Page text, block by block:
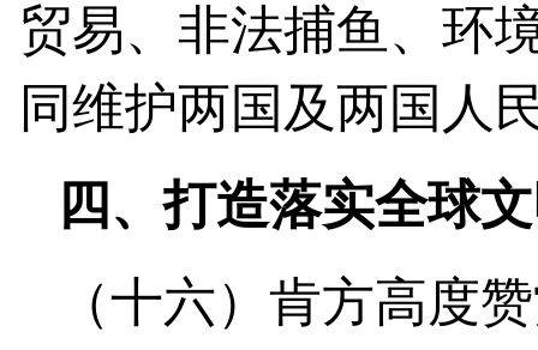
贸易、非法捕鱼、环
同维护两国及两国人
四、打造落实全球
（十六）肯方高度